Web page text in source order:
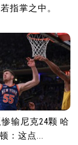
指掌之中。
输尼克24颗 哈
：这点...